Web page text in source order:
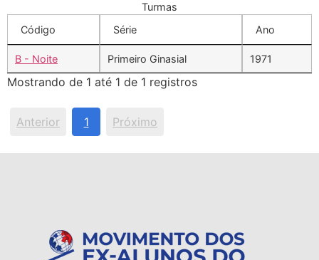
Turmas
Código
Série Ano
B - Noite Primeiro Ginasial 1971
Mostrando de 1 até 1 de 1 registros
Anterior 1 Próximo